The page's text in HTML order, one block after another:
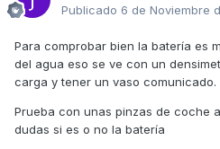
Publicado 6 de Noviembre
Para comprobar bien la batería es
del agua eso se ve con un
carga y tener un vaso comunicado.
Prueba con unas pinzas de coche
dudas si es o no la batería